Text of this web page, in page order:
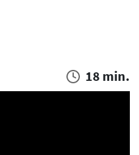
18 min.